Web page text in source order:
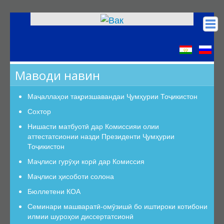
КОА
Низомномаҳо
Шуъбаи аттестатсионӣ
Шуъбаҳои аттестатсионии илмӣ
Дастурамалҳои вазифавии кормандони шуъба
Раёсат
Аъзои Раёсат
Маводи навин
Маҷаллаҳои тақризшавандаи Ҷумҳурии Тоҷикистон
Сохтор
Нишасти матбуотӣ дар Комиссияи олии
аттестатсионии назди Президенти Ҷумҳурии
Тоҷикистон
Маҷлиси гурӯҳи корӣ дар Комиссия
Маҷлиси ҳисоботи солона
Бюллетени КОА
Семинари машваратӣ-омӯзишӣ бо иштироки котибони
илмии шуроҳои диссертатсионӣ